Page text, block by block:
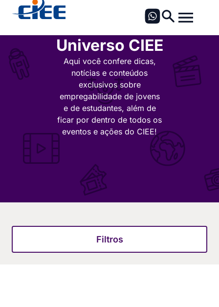
Universo CIEE
Aqui você confere dicas,
notícias e conteúdos
exclusivos sobre
empregabilidade de jovens
e de estudantes, além de
ficar por dentro de todos os
eventos e ações do CIEE!
Filtros